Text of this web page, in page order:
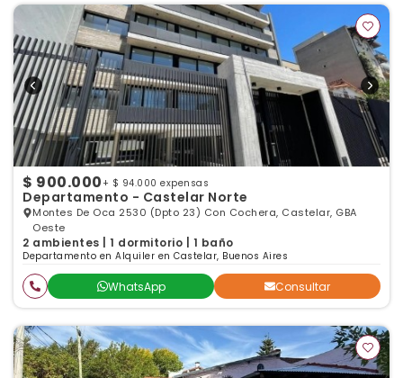
$ 900.000 + $ 94.000 expensas
Departamento - Castelar Norte
Montes De Oca 2530 (Dpto 23) Con Cochera, Castelar, GBA
Oeste
2 ambientes | 1 dormitorio | 1 baño
Departamento en Alquiler en Castelar, Buenos Aires
WhatsApp Consultar